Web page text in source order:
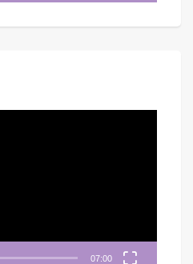
07:00